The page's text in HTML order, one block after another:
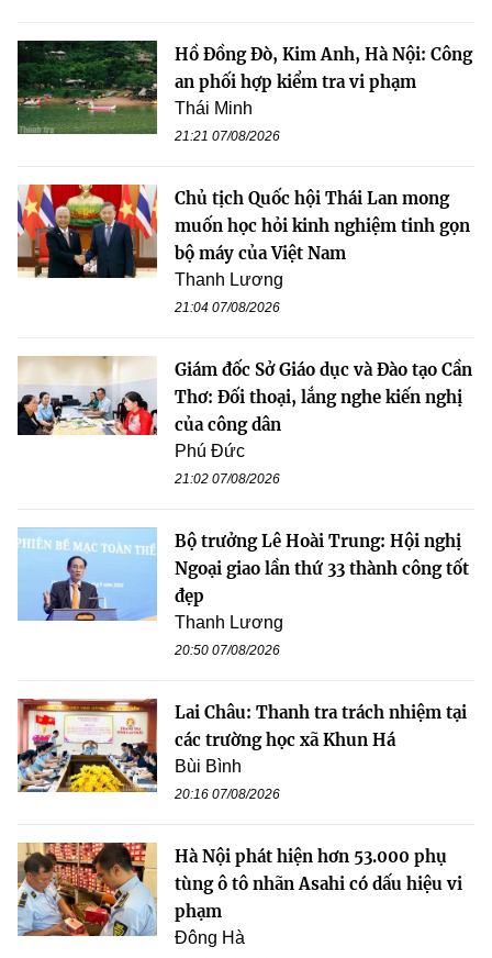
Hồ Đồng Đò, Kim Anh, Hà Nội: Công
an phối hợp kiểm tra vi phạm
Thái Minh
21:21 07/08/2026
Chủ tịch Quốc hội Thái Lan mong
muốn học hỏi kinh nghiệm tinh gọn
bộ máy của Việt Nam
Thanh Lương
21:04 07/08/2026
Giám đốc Sở Giáo dục và Đào tạo Cần
Thơ: Đối thoại, lắng nghe kiến nghị
của công dân
Phú Đức
21:02 07/08/2026
Bộ trưởng Lê Hoài Trung: Hội nghị
Ngoại giao lần thứ 33 thành công tốt
đẹp
Thanh Lương
20:50 07/08/2026
Lai Châu: Thanh tra trách nhiệm tại
các trường học xã Khun Há
Bùi Bình
20:16 07/08/2026
Hà Nội phát hiện hơn 53.000 phụ
tùng ô tô nhãn Asahi có dấu hiệu vi
phạm
Đông Hà